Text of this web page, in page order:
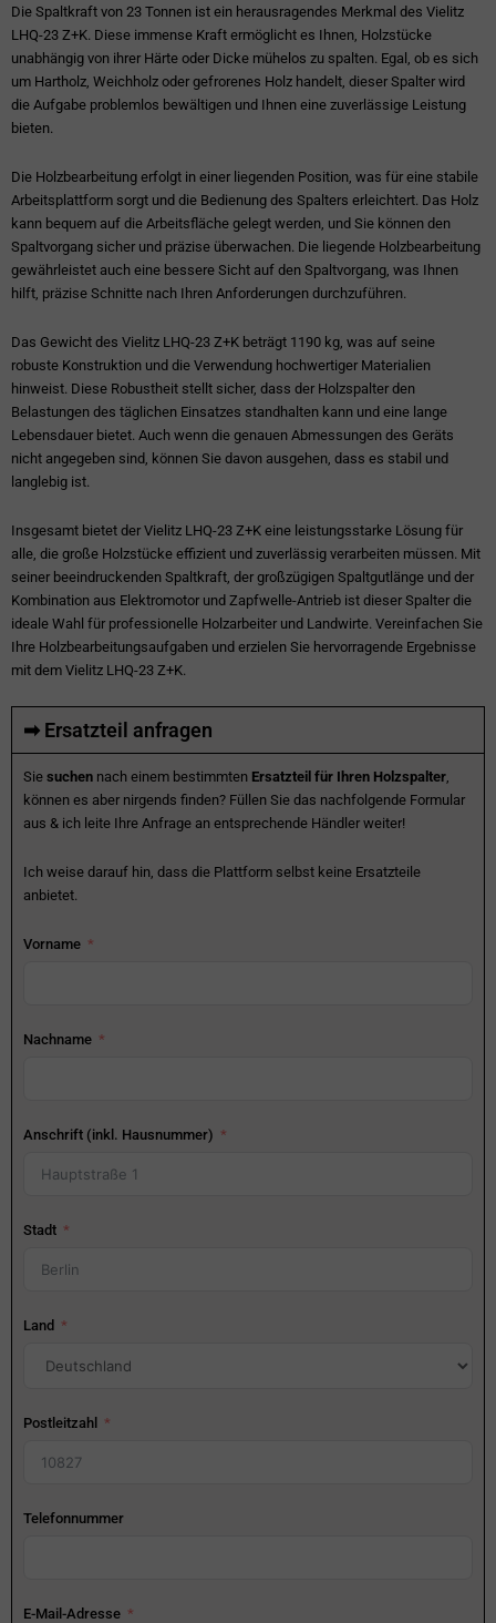
Die Spaltkraft von 23 Tonnen ist ein herausragendes Merkmal des Vielitz
LHQ-23 Z+K. Diese immense Kraft ermöglicht es Ihnen, Holzstücke
unabhängig von ihrer Härte oder Dicke mühelos zu spalten. Egal, ob es sich
um Hartholz, Weichholz oder gefrorenes Holz handelt, dieser Spalter wird
die Aufgabe problemlos bewältigen und Ihnen eine zuverlässige Leistung
bieten.
Die Holzbearbeitung erfolgt in einer liegenden Position, was für eine stabile
Arbeitsplattform sorgt und die Bedienung des Spalters erleichtert. Das Holz
kann bequem auf die Arbeitsfläche gelegt werden, und Sie können den
Spaltvorgang sicher und präzise überwachen. Die liegende Holzbearbeitung
gewährleistet auch eine bessere Sicht auf den Spaltvorgang, was Ihnen
hilft, präzise Schnitte nach Ihren Anforderungen durchzuführen.
Das Gewicht des Vielitz LHQ-23 Z+K beträgt 1190 kg, was auf seine
robuste Konstruktion und die Verwendung hochwertiger Materialien
hinweist. Diese Robustheit stellt sicher, dass der Holzspalter den
Belastungen des täglichen Einsatzes standhalten kann und eine lange
Lebensdauer bietet. Auch wenn die genauen Abmessungen des Geräts
nicht angegeben sind, können Sie davon ausgehen, dass es stabil und
langlebig ist.
Insgesamt bietet der Vielitz LHQ-23 Z+K eine leistungsstarke Lösung für
alle, die große Holzstücke effizient und zuverlässig verarbeiten müssen. Mit
seiner beeindruckenden Spaltkraft, der großzügigen Spaltgutlänge und der
Kombination aus Elektromotor und Zapfwelle-Antrieb ist dieser Spalter die
ideale Wahl für professionelle Holzarbeiter und Landwirte. Vereinfachen Sie
Ihre Holzbearbeitungsaufgaben und erzielen Sie hervorragende Ergebnisse
mit dem Vielitz LHQ-23 Z+K.
➡ Ersatzteil anfragen
Sie suchen nach einem bestimmten Ersatzteil für Ihren Holzspalter,
können es aber nirgends finden? Füllen Sie das nachfolgende Formular
aus & ich leite Ihre Anfrage an entsprechende Händler weiter!
Ich weise darauf hin, dass die Plattform selbst keine Ersatzteile
anbietet.
Vorname
Nachname
Anschrift (inkl. Hausnummer)
Stadt
Land
Postleitzahl
Telefonnummer
E-Mail-Adresse